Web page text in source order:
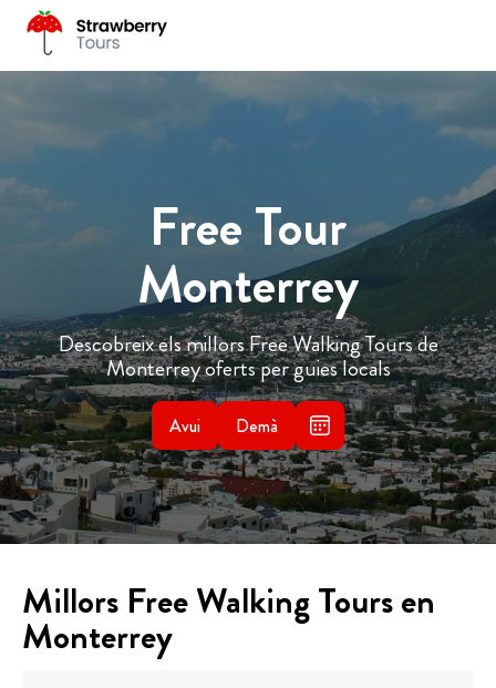
Free Tour
Monterrey
Descobreix els millors Free Walking Tours de
Monterrey oferts per guies locals
Avui Demà
Millors Free Walking Tours en
Monterrey